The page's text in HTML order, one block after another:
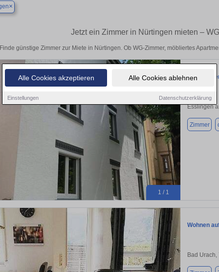
Alle Cookies akzeptieren Alle Cookies ablehnen
Einstellungen Datenschutzerklärung
×
Jetzt ein Zimmer in Nürtingen mieten –
Finde günstige Zimmer zur Miete in Nürtingen. Ob WG-Zimmer, möbliertes
1 / 1
WG-
Esslingen
Zimmer
Wohnen
Bad Urach,